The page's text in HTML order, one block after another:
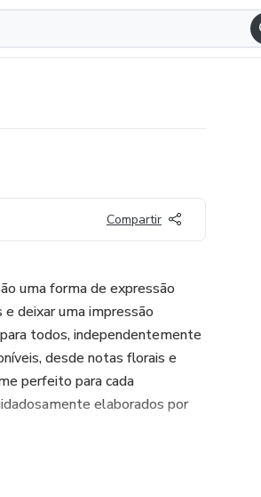
Compartir
uma forma de expressão
deixar uma impressão
todos, independentemente
desde notas florais e
perfeito para cada
elaborados por